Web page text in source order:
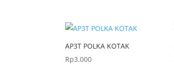
AP3T POLKA KOTAK
Rp3.000